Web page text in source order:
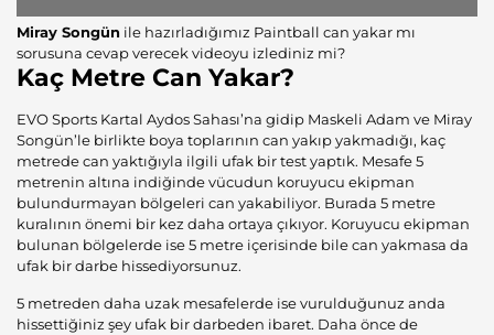
Miray Songün ile hazırladığımız Paintball can yakar mı
sorusuna cevap verecek videoyu izlediniz mi?
Kaç Metre Can Yakar?
EVO Sports Kartal Aydos Sahası’na gidip Maskeli Adam ve Miray
Songün’le birlikte boya toplarının can yakıp yakmadığı, kaç
metrede can yaktığıyla ilgili ufak bir test yaptık. Mesafe 5
metrenin altına indiğinde vücudun koruyucu ekipman
bulundurmayan bölgeleri can yakabiliyor. Burada 5 metre
kuralının önemi bir kez daha ortaya çıkıyor. Koruyucu ekipman
bulunan bölgelerde ise 5 metre içerisinde bile can yakmasa da
ufak bir darbe hissediyorsunuz.
5 metreden daha uzak mesafelerde ise vurulduğunuz anda
hissettiğiniz şey ufak bir darbeden ibaret. Daha önce de